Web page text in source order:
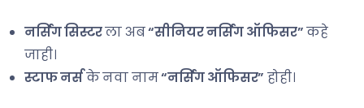
नर्सिंग सिस्टरला अब“सीनियर नर्सिंग ऑफिसर”कहे
जाही।
स्टाफ नर्सके नवा नाम“नर्सिंग ऑफिसर” होही।